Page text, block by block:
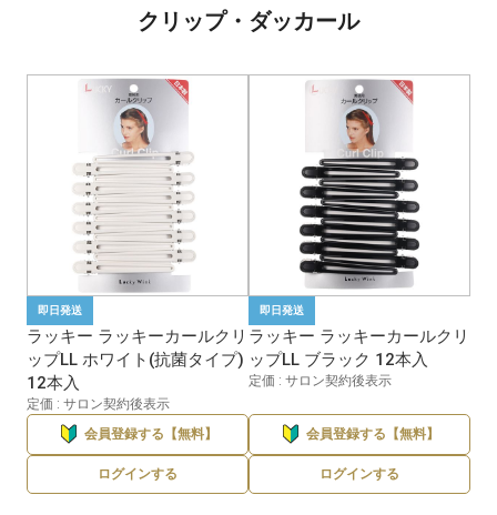
クリップ・ダッカール
即日発送
ラッキー ラッキーカールクリ
ップLL ホワイト(抗菌タイプ)
12本入
定価 : サロン契約後表示
会員登録する【無料】
ログインする
即日発送
ラッキー ラッキーカールクリ
ップLL ブラック 12本入
定価 : サロン契約後表示
会員登録する【無料】
ログインする